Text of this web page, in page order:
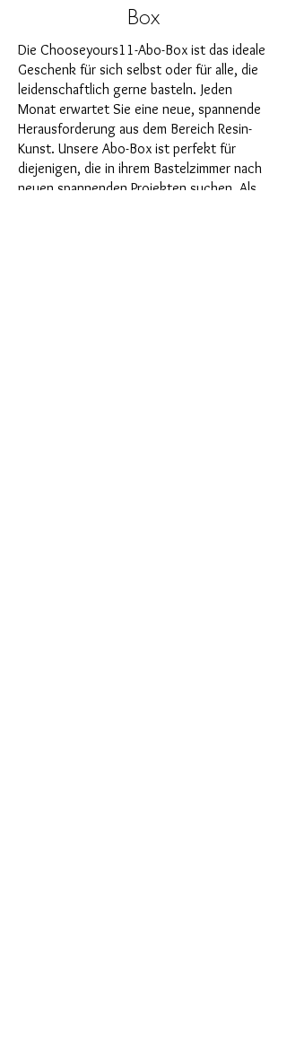
Box
Die Chooseyours11-Abo-Box ist das ideale
Geschenk für sich selbst oder für alle, die
leidenschaftlich gerne basteln. Jeden
Monat erwartet Sie eine neue, spannende
Herausforderung aus dem Bereich Resin-
Kunst. Unsere Abo-Box ist perfekt für
diejenigen, die in ihrem Bastelzimmer nach
neuen spannenden Projekten suchen. Als